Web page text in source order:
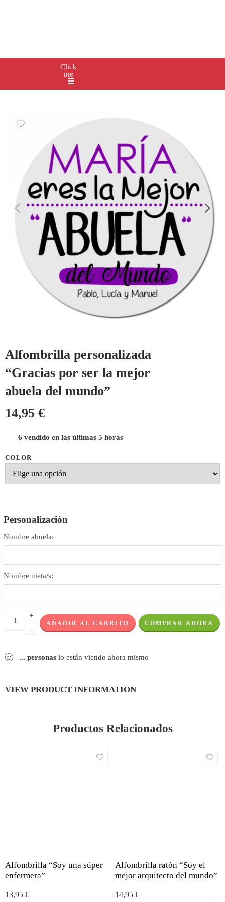
Click
me
Alfombrilla personalizada
“Gracias por ser la mejor
abuela del mundo”
14,95 €
6 vendido en las últimas 5 horas
COLOR
Personalización
Nombre abuela:
Nombre nieta/s:
+
−
AÑADIR AL CARRITO COMPRAR AHORA
... personas lo están viendo ahora mismo
VIEW PRODUCT INFORMATION
Productos Relacionados
Alfombrilla “Soy una súper
enfermera”
13,95 €
Alfombrilla ratón “Soy el
mejor arquitecto del mundo”
14,95 €